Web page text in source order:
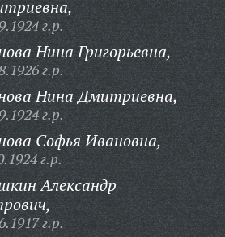
г.р.
Нина Григорьевна,
г.р.
Нина Дмитриевна,
г.р.
Софья Ивановна,
г.р.
Александр
г.р.